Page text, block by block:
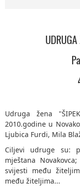
Udruga žena
2010.godine u
Ljubica Furdi, Mila
Ciljevi udruge su:
mještana
svijesti među
među žiteljima...